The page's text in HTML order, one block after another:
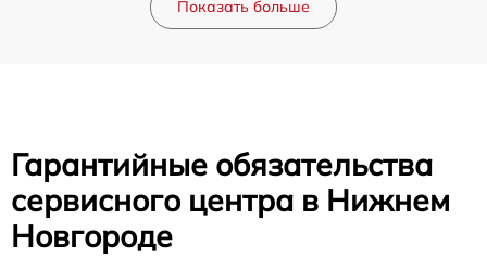
Показать больше
Гарантийные обязательства
сервисного центра в Нижнем
Новгороде